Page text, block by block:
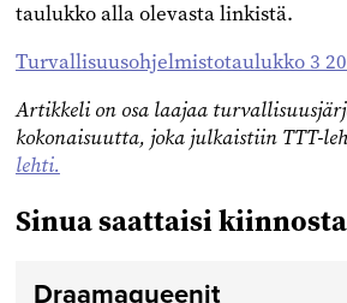
taulukko alla olevasta linkistä.
Turvallisuusohjelmistotaulukko 3
Artikkeli on osa laajaa
kokonaisuutta, joka julkaistiin TTT-
lehti.
Sinua saattaisi
Draamaqueenit